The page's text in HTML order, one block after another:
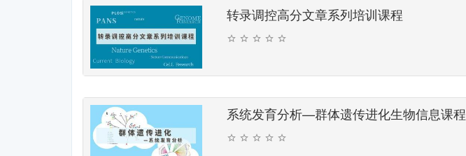
转录调控高分文章系列培训课程
系统发育分析—群体遗传进化生物信息课程